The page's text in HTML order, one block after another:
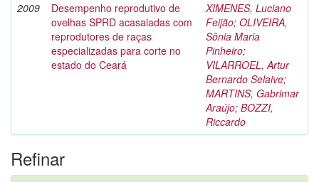
2009
Desempenho reprodutivo de
ovelhas SPRD acasaladas com
reprodutores de raças
especializadas para corte no
estado do Ceará
XIMENES, Luciano
Feijão; OLIVEIRA,
Sônia Maria
Pinheiro;
VILARROEL, Artur
Bernardo Selaive;
MARTINS, Gabrimar
Araújo; BOZZI,
Riccardo
Refinar